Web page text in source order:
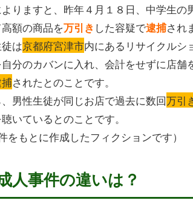
りますと、昨年４月１８日、中学生の
額の商品を万引き した容疑で逮捕され
は京都府宮津市内にあるリサイクルシ
分のカバンに入れ、会計をせずに店舗
されたとのことです。
男性生徒が同じお店で過去に数回万引
いているとのことです。
をもとに作成したフィクションです）
人事件の違いは？